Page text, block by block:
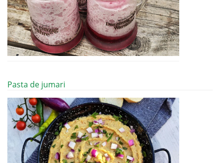
Pasta de jumari